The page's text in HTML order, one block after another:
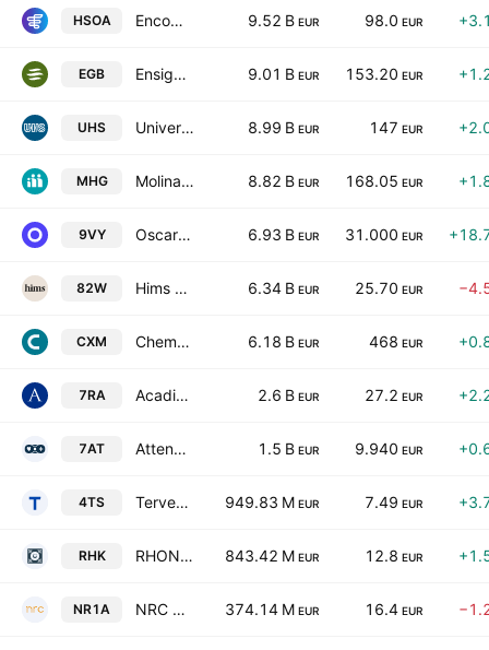
HSOA Encompass Health Corporation 9.52 B EUR 98.0 EUR
EGB Ensign Group, Inc. 9.01 B EUR 153.20 EUR
UHS Universal Health Services, Inc. Class B 8.99 B EUR 147 EUR
MHG Molina Healthcare, Inc. 8.82 B EUR 168.05 EUR
9VY Oscar Health, Inc. Class A 6.93 B EUR 31.000 EUR
82W Hims & Hers Health, Inc. Class A 6.34 B EUR 25.70 EUR
CXM Chemed Corporation 6.18 B EUR 468 EUR
7RA Acadia Healthcare Company, Inc. 2.6 B EUR 27.2 EUR
7AT Attendo AB 1.5 B EUR 9.940 EUR
4TS Terveystalo Oy Class A 949.83 M EUR 7.49 EUR
RHK RHON-KLINIKUM AG 843.42 M EUR 12.8 EUR
NR1A NRC Health 374.14 M EUR 16.4 EUR